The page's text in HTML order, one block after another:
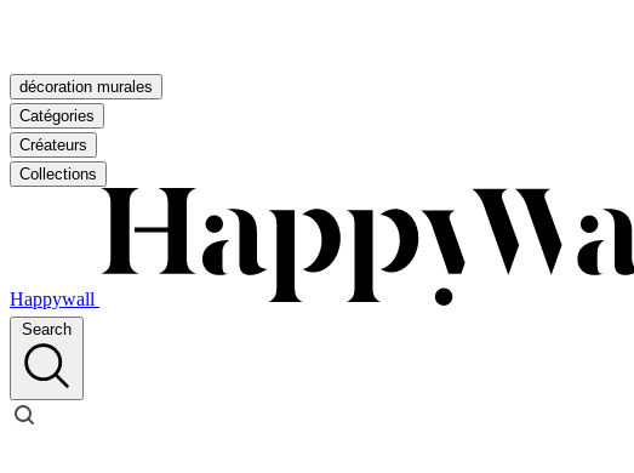
décoration murales
Catégories
Créateurs
Collections
Happywall
Search